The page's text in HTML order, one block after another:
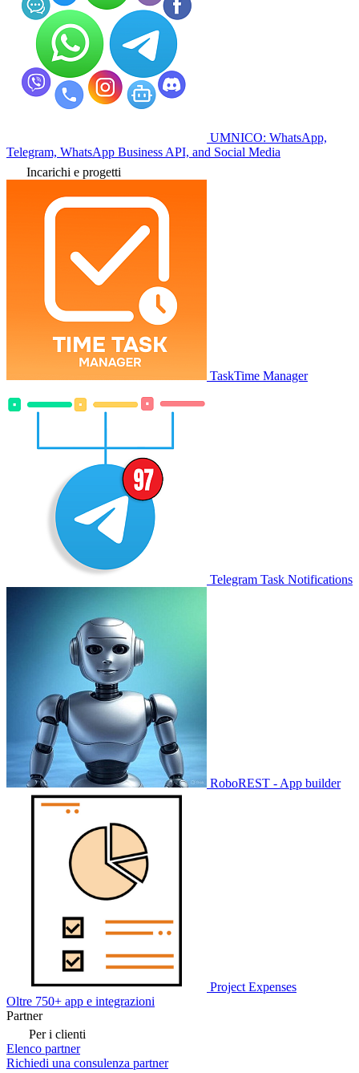
UMNICO: WhatsApp,
Telegram, WhatsApp Business API, and Social Media
Incarichi e progetti
TaskTime Manager
Telegram Task Notifications
RoboREST - App builder
Project Expenses
Oltre 750+ app e integrazioni
Partner
Per i clienti
Elenco partner
Richiedi una consulenza partner